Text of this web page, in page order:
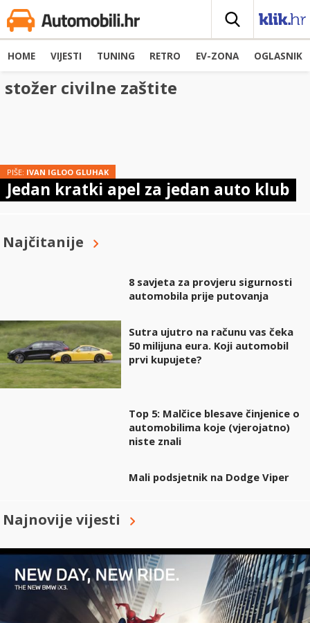
HOME VIJESTI TUNING RETRO EV-ZONA OGLASNIK
stožer civilne zaštite
PIŠE: IVAN IGLOO GLUHAK
Jedan kratki apel za jedan auto klub
Najčitanije
8 savjeta za provjeru sigurnosti
automobila prije putovanja
Sutra ujutro na računu vas čeka
50 milijuna eura. Koji automobil
prvi kupujete?
Top 5: Malčice blesave činjenice o
automobilima koje (vjerojatno)
niste znali
Mali podsjetnik na Dodge Viper
Najnovije vijesti